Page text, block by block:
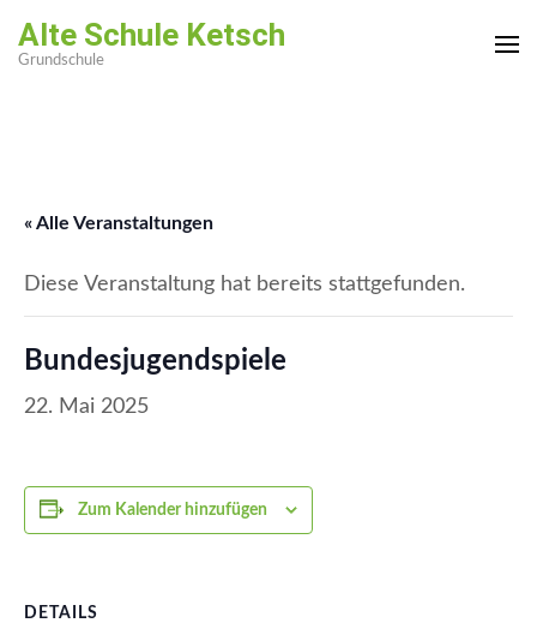
Inhalt
Alte Schule Ketsch
Grundschule
« Alle Veranstaltungen
Diese Veranstaltung hat bereits stattgefunden.
Bundesjugendspiele
22. Mai 2025
Zum Kalender hinzufügen
DETAILS